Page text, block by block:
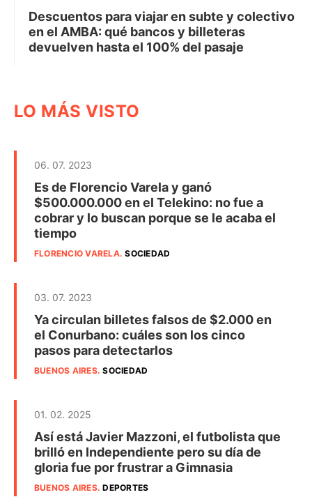
Descuentos para viajar en subte y colectivo
en el AMBA: qué bancos y billeteras
devuelven hasta el 100% del pasaje
LO MÁS VISTO
06. 07. 2023
Es de Florencio Varela y ganó
$500.000.000 en el Telekino: no fue a
cobrar y lo buscan porque se le acaba el
tiempo
FLORENCIO VARELA.SOCIEDAD
03. 07. 2023
Ya circulan billetes falsos de $2.000 en
el Conurbano: cuáles son los cinco
pasos para detectarlos
BUENOS AIRES.SOCIEDAD
01. 02. 2025
Así está Javier Mazzoni, el futbolista que
brilló en Independiente pero su día de
gloria fue por frustrar a Gimnasia
BUENOS AIRES.DEPORTES